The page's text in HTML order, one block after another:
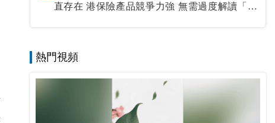
直存在 港保險產品競爭力強 無需過度解讀「保
熱門視頻